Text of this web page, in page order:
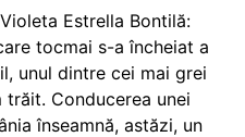
Estrella Bontilă:
tocmai s-a încheiat a
unul dintre cei mai grei
trăit. Conducerea unei
înseamnă, astăzi, un